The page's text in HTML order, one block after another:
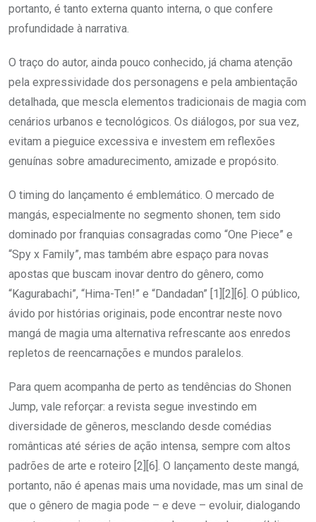
portanto, é tanto externa quanto interna, o que confere
profundidade à narrativa.
O traço do autor, ainda pouco conhecido, já chama atenção
pela expressividade dos personagens e pela ambientação
detalhada, que mescla elementos tradicionais de magia com
cenários urbanos e tecnológicos. Os diálogos, por sua vez,
evitam a pieguice excessiva e investem em reflexões
genuínas sobre amadurecimento, amizade e propósito.
O timing do lançamento é emblemático. O mercado de
mangás, especialmente no segmento shonen, tem sido
dominado por franquias consagradas como “One Piece” e
“Spy x Family”, mas também abre espaço para novas
apostas que buscam inovar dentro do gênero, como
“Kagurabachi”, “Hima-Ten!” e “Dandadan” [1][2][6]. O público,
ávido por histórias originais, pode encontrar neste novo
mangá de magia uma alternativa refrescante aos enredos
repletos de reencarnações e mundos paralelos.
Para quem acompanha de perto as tendências do Shonen
Jump, vale reforçar: a revista segue investindo em
diversidade de gêneros, mesclando desde comédias
românticas até séries de ação intensa, sempre com altos
padrões de arte e roteiro [2][6]. O lançamento deste mangá,
portanto, não é apenas mais uma novidade, mas um sinal de
que o gênero de magia pode – e deve – evoluir, dialogando